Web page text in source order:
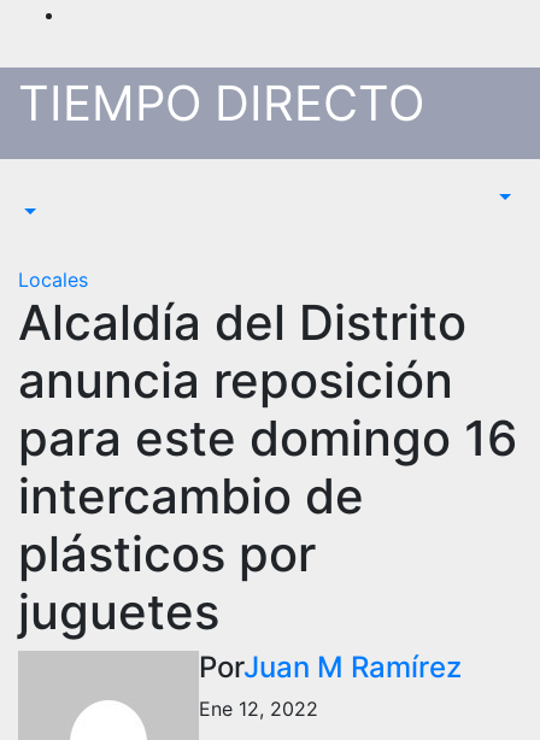
Saltar
contenido
TIEMPO DIRECTO
Locales
Alcaldía del Distrito
anuncia reposición
para este domingo 16
intercambio de
plásticos por
juguetes
PorJuan M Ramírez
Ene 12, 2022